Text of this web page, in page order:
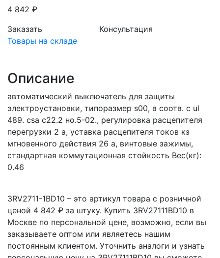
4 842 ₽
Заказать
Консультация
Товары на складе
Описание
автоматический выключатель для защиты
электроустановки, типоразмер s00, в соотв. с ul
489. csa c22.2 но.5-02., регулировка расцепителя
перегрузки 2 a, уставка расцепителя токов кз
мгновенного действия 26 a, винтовые зажимы,
стандартная коммутационная стойкость Вес(кг):
0.46
3RV2711-1BD10 – это артикул товара с розничной
ценой 4 842 ₽ за штуку. Купить 3RV27111BD10 в
Москве по персональной цене, возможно, если вы
заказываете оптом или являетесь нашим
постоянным клиентом. Уточнить аналоги и узнать